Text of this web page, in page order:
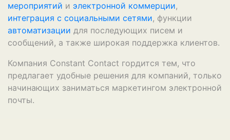
мероприятий и электронной коммерции,
интеграция с социальными сетями, функции
автоматизации для последующих писем и
сообщений, а также широкая поддержка клиентов.
Компания Constant Contact гордится тем, что
предлагает удобные решения для компаний, только
начинающих заниматься маркетингом электронной
почты.